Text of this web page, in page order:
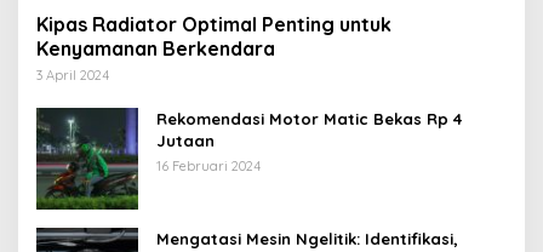
Kipas Radiator Optimal Penting untuk
Kenyamanan Berkendara
3 April 2024
Rekomendasi Motor Matic Bekas Rp 4
Jutaan
16 Februari 2024
Mengatasi Mesin Ngelitik: Identifikasi,